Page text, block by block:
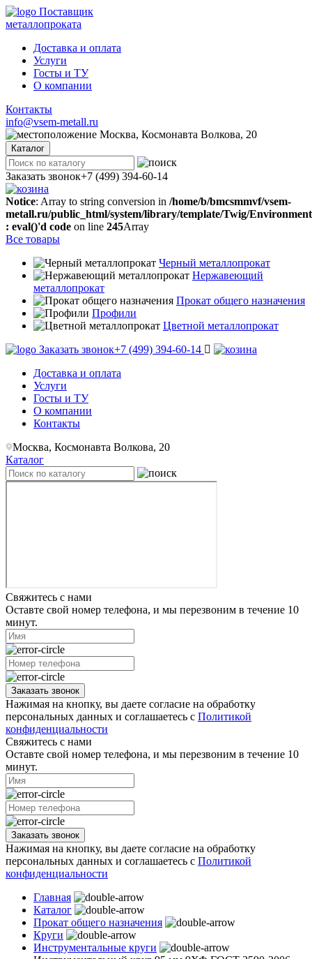
Поставщик
металлопроката
Доставка и оплата
Услуги
Госты и ТУ
О компании
Контакты
info@vsem-metall.ru
Москва, Космонавта Волкова, 20
Каталог
Заказать звонок+7 (499) 394-60-14
Notice: Array to string conversion in /home/b/bmcsmmvf/vsem-
metall.ru/public_html/system/library/template/Twig/
: eval()'d code on line 245Array
Все товары
Черный металлопрокат
Нержавеющий
металлопрокат
Прокат общего назначения
Профили
Цветной металлопрокат
Заказать звонок+7 (499) 394-60-14
Доставка и оплата
Услуги
Госты и ТУ
О компании
Контакты
Москва, Космонавта Волкова, 20
Каталог
Свяжитесь с нами
Оставте свой номер телефона, и мы перезвоним в течение 10
минут.
Заказать звонок
Нажимая на кнопку, вы даете согласие на обработку
персональных данных и соглашаетесь с Политикой
конфиденциальности
Свяжитесь с нами
Оставте свой номер телефона, и мы перезвоним в течение 10
минут.
Заказать звонок
Нажимая на кнопку, вы даете согласие на обработку
персональных данных и соглашаетесь с Политикой
конфиденциальности
Главная
Каталог
Прокат общего назначения
Круги
Инструментальные круги